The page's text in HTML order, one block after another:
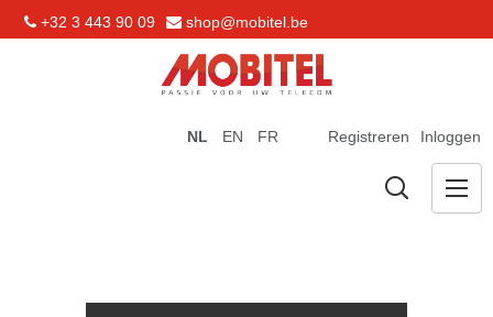
+32 3 443 90 09 shop@mobitel.be
Registreren Inloggen
NL EN FR